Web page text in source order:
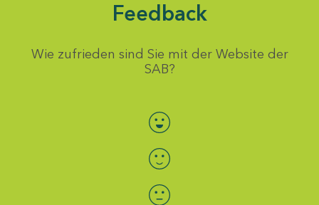
Feedback
Wie zufrieden sind Sie mit der Website der
SAB?
Bewertung auswählen